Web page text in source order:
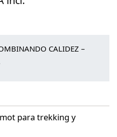
€.
CALIDEZ –
para trekking y